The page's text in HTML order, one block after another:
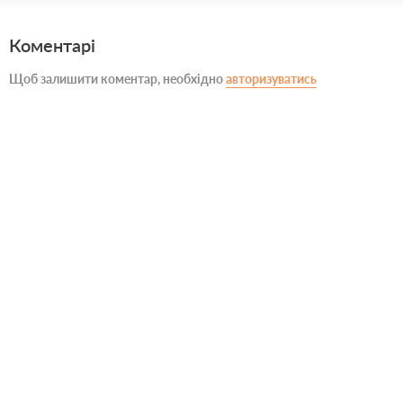
Коментарі
Щоб залишити коментар, необхідноавторизуватись